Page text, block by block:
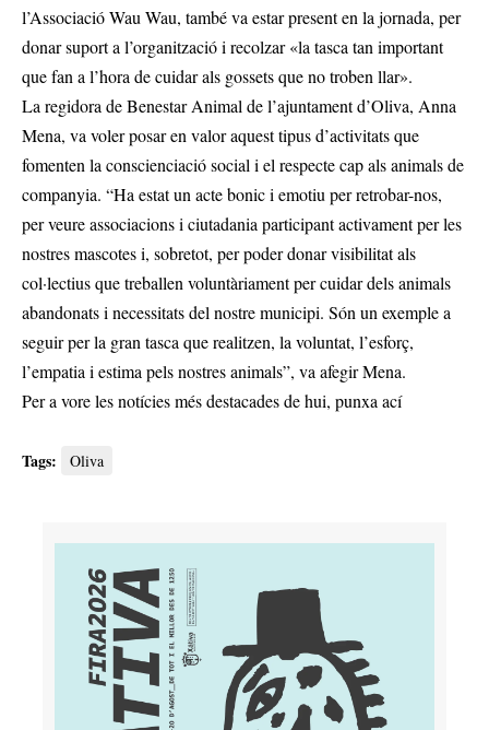
l’Associació Wau Wau, també va estar present en la jornada, per
donar suport a l’organització i recolzar «la tasca tan important
que fan a l’hora de cuidar als gossets que no troben llar».
La regidora de Benestar Animal de l’ajuntament d’Oliva, Anna
Mena, va voler posar en valor aquest tipus d’activitats que
fomenten la conscienciació social i el respecte cap als animals de
companyia. “Ha estat un acte bonic i emotiu per retrobar-nos,
per veure associacions i ciutadania participant activament per les
nostres mascotes i, sobretot, per poder donar visibilitat als
col·lectius que treballen voluntàriament per cuidar dels animals
abandonats i necessitats del nostre municipi. Són un exemple a
seguir per la gran tasca que realitzen, la voluntat, l’esforç,
l’empatia i estima pels nostres animals”, va afegir Mena.
Per a vore les notícies més destacades de hui, punxa ací
Tags: Oliva